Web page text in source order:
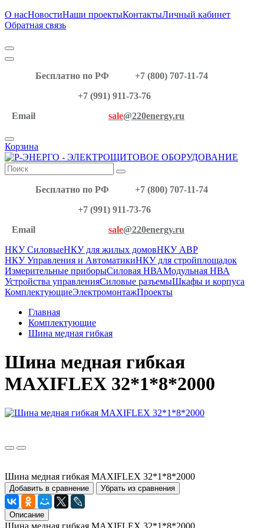
О насНовостиНаши проектыКонтактыЛичный кабинет
Обратная связь
Бесплатно по РФ
+7 (800) 707-11-74
+7 (991) 911-73-76
Email
sale@220energy.ru
Корзина
Бесплатно по РФ
+7 (800) 707-11-74
+7 (991) 911-73-76
Email
sale@220energy.ru
НКУ СиловыеНКУ для жилых домовНКУ АВР
НКУ Управления и АвтоматикиНКУ для стройплощадок
Измерительные приборыСиловая НВАМодульная НВА
Устройства управленияСиловые разъемыШкафы и корпуса
КомплектующиеЭлектромонтажПроекты
Главная
Комплектующие
Шина медная гибкая
Шина медная гибкая
MAXIFLEX 32*1*8*2000
Шина медная гибкая MAXIFLEX 32*1*8*2000
Добавить в сравнение Убрать из сравнения
Описание
Шина медная гибкая MAXIFLEX 32*1*8*2000